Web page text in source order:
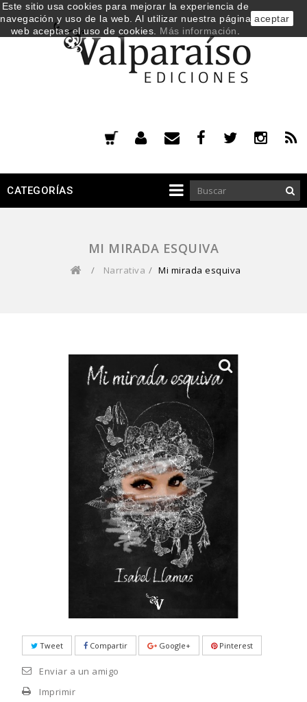
CATEGORÍAS
MI MIRADA ESQUIVA
/ Narrativa / Mi mirada esquiva
Tweet Compartir Google+ Pinterest
Enviar a un amigo
Imprimir
Este sitio usa cookies para mejorar la experiencia de
navegación y uso de la web. Al utilizar nuestra página
web aceptas el uso de cookies. Más información
aceptar